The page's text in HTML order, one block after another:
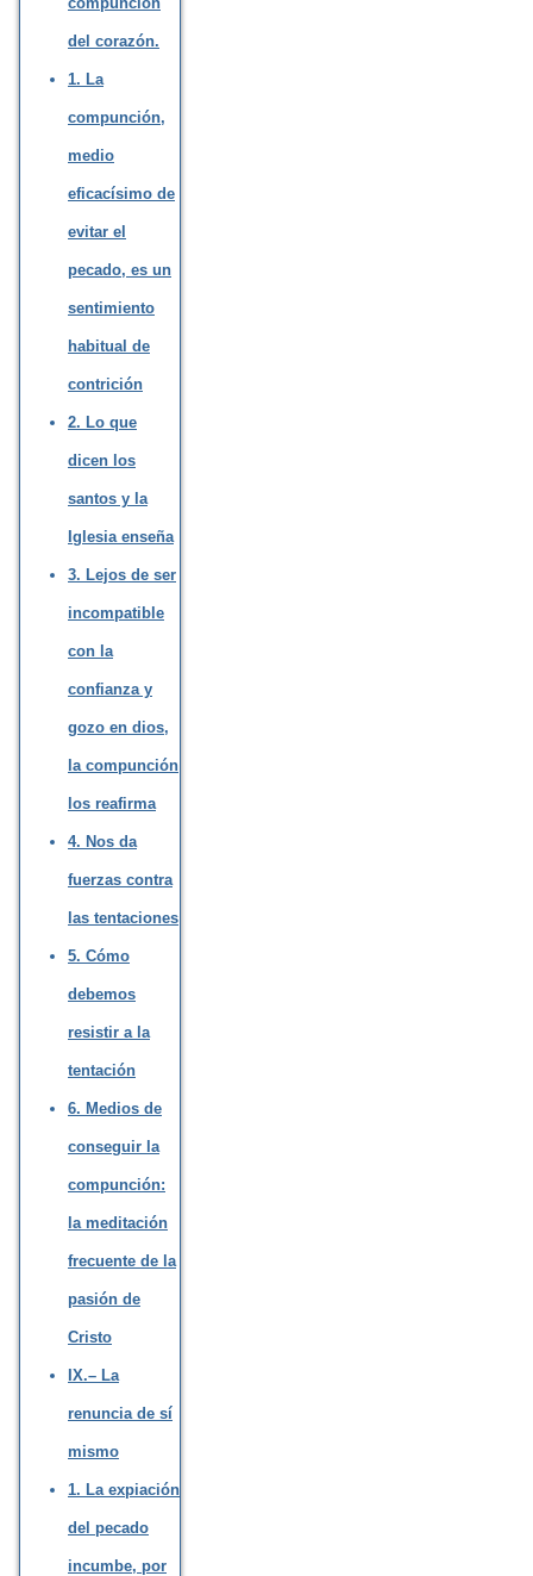
del corazón.
1. La
compunción,
medio
eficacísimo de
evitar el
pecado, es un
sentimiento
habitual de
contrición
2. Lo que
dicen los
santos y la
Iglesia enseña
3. Lejos de ser
incompatible
con la
confianza y
gozo en dios,
la compunción
los reafirma
4. Nos da
fuerzas contra
las tentaciones
5. Cómo
debemos
resistir a la
tentación
6. Medios de
conseguir la
compunción:
la meditación
frecuente de la
pasión de
Cristo
IX.– La
renuncia de sí
mismo
1. La expiación
del pecado
incumbe, por